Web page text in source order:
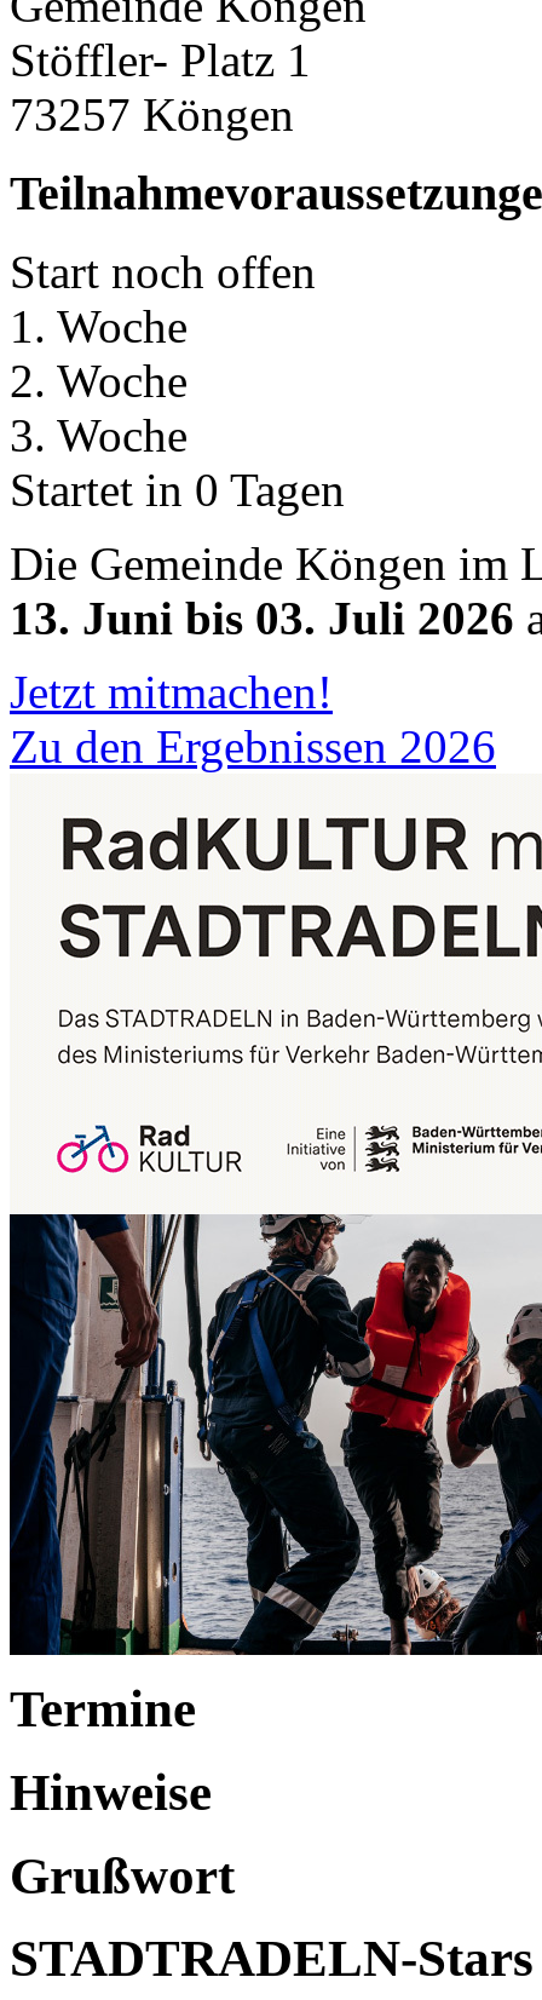
Stöffler- Platz 1
73257 Köngen
Start noch offen
1. Woche
2. Woche
3. Woche
Startet in 0 Tagen
Die Gemeinde Köngen im
13. Juni bis 03. Juli 2026
Jetzt mitmachen!
Zu den Ergebnissen 2026
Termine
Hinweise
Grußwort
STADTRADELN-Stars